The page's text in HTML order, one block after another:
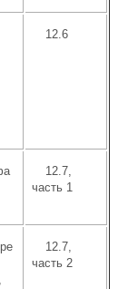
12.6
12.7,
часть 1
12.7,
часть 2